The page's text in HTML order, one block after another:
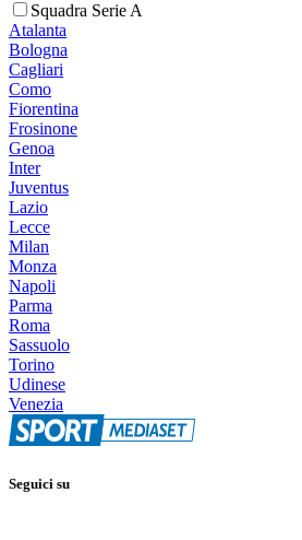
Squadra Serie A
Atalanta
Bologna
Cagliari
Como
Fiorentina
Frosinone
Genoa
Inter
Juventus
Lazio
Lecce
Milan
Monza
Napoli
Parma
Roma
Sassuolo
Torino
Udinese
Venezia
Seguici su